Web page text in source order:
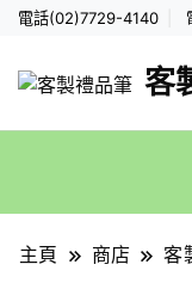
電話(02)7729-4140
客
主頁 商店 客